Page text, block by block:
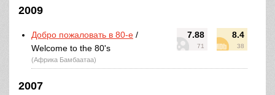
2009
7.88
71
8.4
38
Добро пожаловать в 80-е /
Welcome to the 80's
(Африка Бамбаатаа)
2007